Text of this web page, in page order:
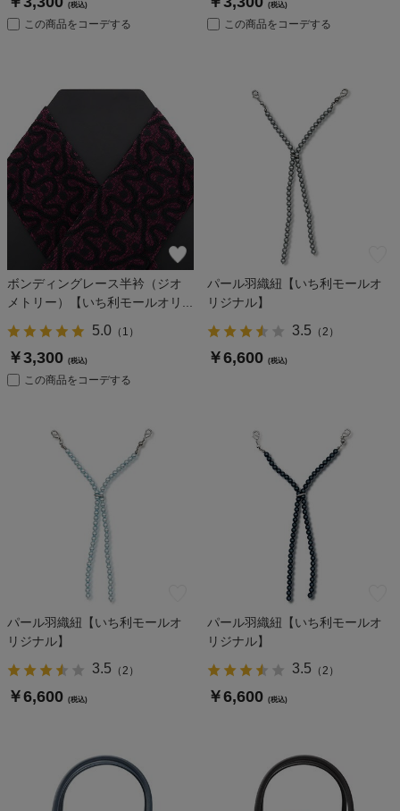
(税込)
この商品をコーデする
(税込)
この商品をコーデする
ボンディングレース半衿（ジオ
メトリー）【いち利モールオリ...
5.0（ 1 ）
￥3,300 (税込)
この商品をコーデする
パール羽織紐【いち利モールオ
リジナル】
3.5 （2 ）
￥6,600 (税込)
パール羽織紐【いち利モールオ
リジナル】
3.5 （ 2 ）
￥6,600 (税込)
パール羽織紐【いち利モールオ
リジナル】
3.5 （ 2 ）
￥6,600 (税込)